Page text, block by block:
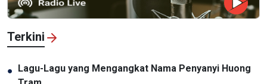
Terkini
● Lagu-Lagu yang Mengangkat Nama Penyanyi Huong